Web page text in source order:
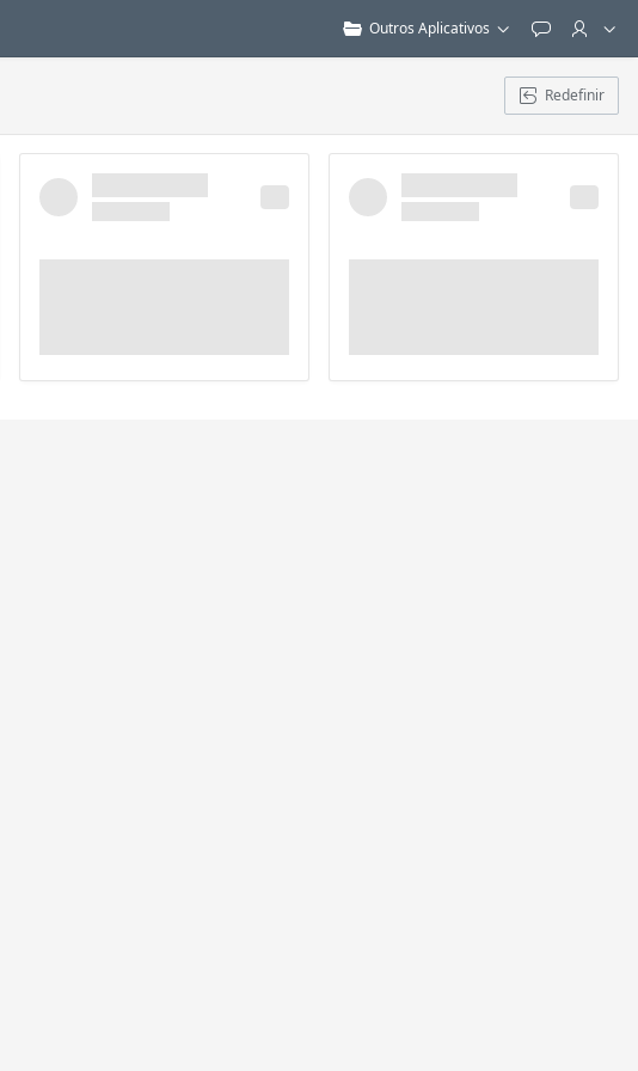
Outros Aplicativos Feedback
Redefinir